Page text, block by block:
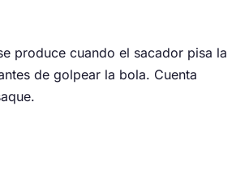
produce cuando el sacador pisa la
de golpear la bola. Cuenta